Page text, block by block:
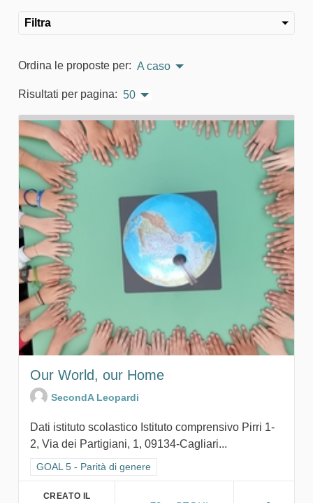
Filtra
Ordina le proposte per: A caso
Risultati per pagina: 50
Our World, our Home
SecondA Leopardi
Dati istituto scolastico Istituto comprensivo Pirri 1-
2, Via dei Partigiani, 1, 09134-Cagliari...
Filtra i risultati per categoria: GOAL 5 - Parità di genere
GOAL 5 - Parità di genere
CREATO IL